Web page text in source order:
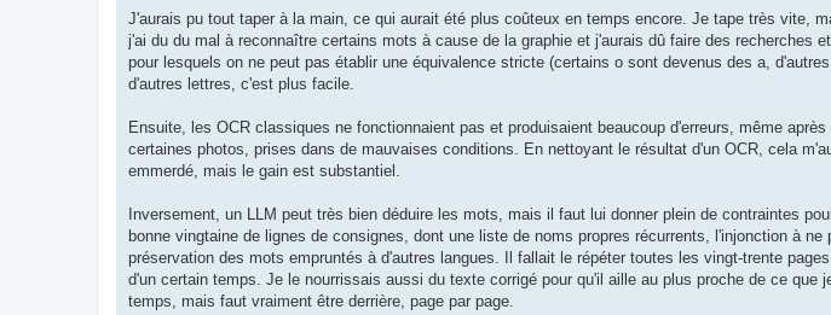
J'aurais pu tout taper à la main, ce qui aurait été plus coûteux en temps encore. Je tape très vite,
j'ai du du mal à reconnaître certains mots à cause de la graphie et j'aurais dû faire des recherches
pour lesquels on ne peut pas établir une équivalence stricte (certains o sont devenus des a,
d'autres lettres, c'est plus facile.
Ensuite, les OCR classiques ne fonctionnaient pas et produisaient beaucoup d'erreurs, même
certaines photos, prises dans de mauvaises conditions. En nettoyant le résultat d'un OCR, cela
emmerdé, mais le gain est substantiel.
Inversement, un LLM peut très bien déduire les mots, mais il faut lui donner plein de contraintes
bonne vingtaine de lignes de consignes, dont une liste de noms propres récurrents, l'injonction à
préservation des mots empruntés à d'autres langues. Il fallait le répéter toutes les vingt-trente
d'un certain temps. Je le nourrissais aussi du texte corrigé pour qu'il aille au plus proche de ce
temps, mais faut vraiment être derrière, page par page.